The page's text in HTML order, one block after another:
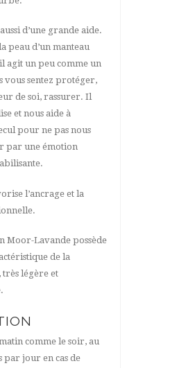
d’une grande aide.
peau d’un manteau
agit un peu comme un
vous sentez protéger,
de soi, rassurer. Il
et nous aide à
pour ne pas nous
par une émotion
l’ancrage et la
Moor-Lavande possède
de la
très légère et
comme le soir, au
par jour en cas de